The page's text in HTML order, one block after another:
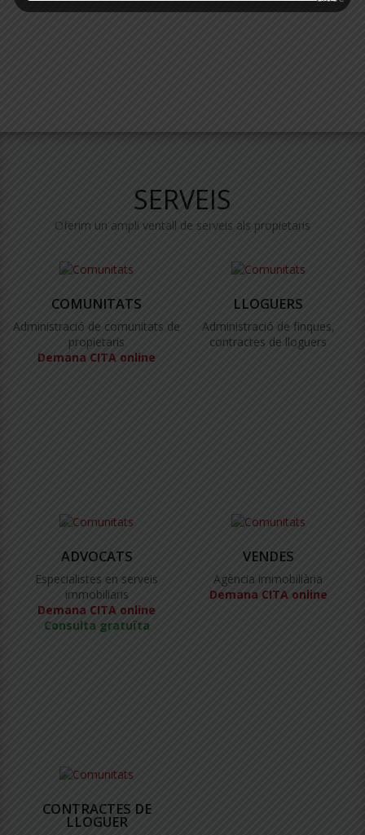
SERVEIS
Oferim un ampli ventall de serveis als propietaris
COMUNITATS
Administració de comunitats de
propietaris
Demana CITA online
LLOGUERS
Administració de finques,
contractes de lloguers
ADVOCATS
Especialistes en serveis
immobiliaris
Demana CITA online
Consulta gratuïta
VENDES
Agència immobiliària
Demana CITA online
CONTRACTES DE
LLOGUER